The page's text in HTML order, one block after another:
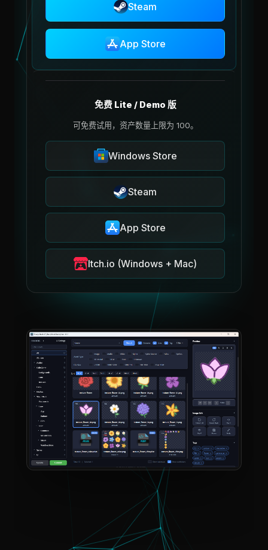
Steam
App Store
免费 Lite / Demo 版
可免费试用，资产数量上限为 100。
Windows Store
Steam
App Store
Itch.io (Windows + Mac)